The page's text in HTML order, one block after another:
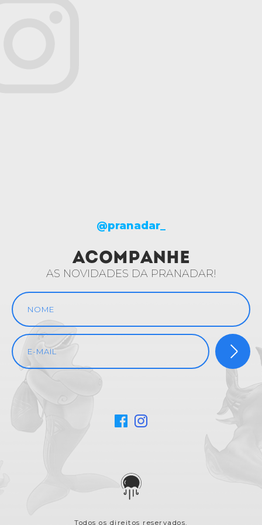
@pranadar_
ACOMPANHE
AS NOVIDADES DA PRANADAR!
Todos os direitos reservados.